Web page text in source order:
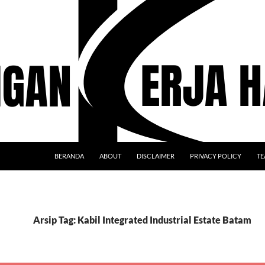
BERANDA ABOUT DISCLAIMER PRIVACY POLICY
Arsip Tag: Kabil Integrated Industrial Estate Batam